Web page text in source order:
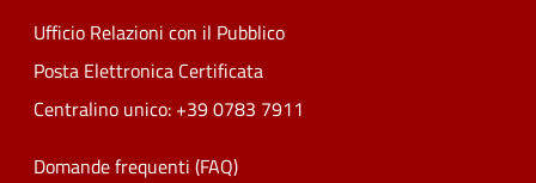
Ufficio Relazioni con il Pubblico
Posta Elettronica Certificata
Centralino unico: +39 0783 7911
Domande frequenti (FAQ)